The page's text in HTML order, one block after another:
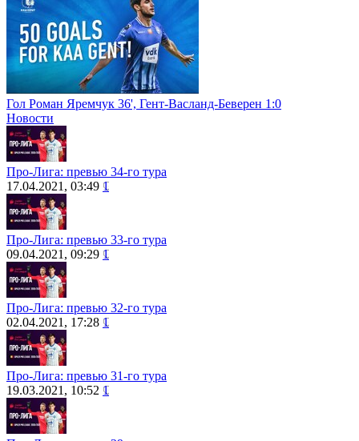
Гол Роман Яремчук 36', Гент-Васланд-Беверен 1:0
Новости
Про-Лига: превью 34-го тура
17.04.2021, 03:49 1
Про-Лига: превью 33-го тура
09.04.2021, 09:29 1
Про-Лига: превью 32-го тура
02.04.2021, 17:28 1
Про-Лига: превью 31-го тура
19.03.2021, 10:52 1